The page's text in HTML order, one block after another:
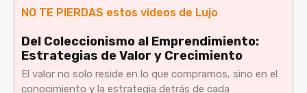
NO TE PIERDAS estos videos de Lujo
Del Coleccionismo al Emprendimiento:
Estrategias de Valor y Crecimiento
El valor no solo reside en lo que compramos, sino en el
conocimiento y la estrategia detrás de cada